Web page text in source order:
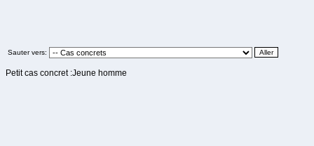
Sauter vers:
Petit cas concret :Jeune homme